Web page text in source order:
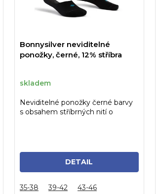
Bonnysilver neviditelné
ponožky, černé, 12% stříbra
skladem
DETAIL
Neviditelné ponožky černé barvy
s obsahem stříbrných nití o
35-38 39-42 43-46